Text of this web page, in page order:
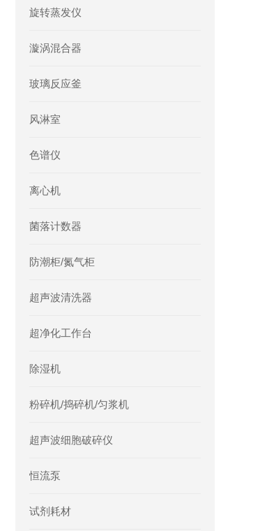
旋转蒸发仪
漩涡混合器
玻璃反应釜
风淋室
色谱仪
离心机
菌落计数器
防潮柜/氮气柜
超声波清洗器
超净化工作台
除湿机
粉碎机/捣碎机/匀浆机
超声波细胞破碎仪
恒流泵
试剂耗材